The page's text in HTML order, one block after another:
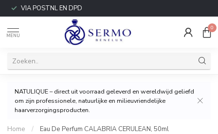
VIA POSTNL EN DPD
MENU
0
NATULIQUE – direct uit voorraad geleverd en wereldwijd geliefd
om zijn professionele, natuurlijke en milieuvriendelijke
haarverzorgingsproducten.
Home / Eau De Perfum CALABRIA CERULEAN, 50ml